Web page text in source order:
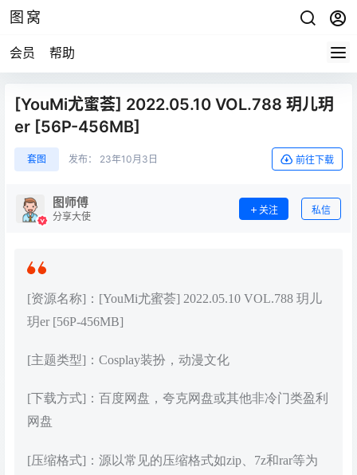
图窝
会员 帮助
[YouMi尤蜜荟] 2022.05.10 VOL.788 玥儿玥
er [56P-456MB]
套图 发布： 23年10月3日 前往下载
图师傅
分享大使
关注 私信
[资源名称]：[YouMi尤蜜荟] 2022.05.10 VOL.788 玥儿
玥er [56P-456MB]
[主题类型]：Cosplay装扮，动漫文化
[下载方式]：百度网盘，夸克网盘或其他非冷门类盈利
网盘
[压缩格式]：源以常见的压缩格式如zip、7z和rar等为